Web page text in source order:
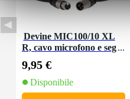
Devine MIC100/10 XL
R, cavo microfono e seg
9,95 €
Disponibile